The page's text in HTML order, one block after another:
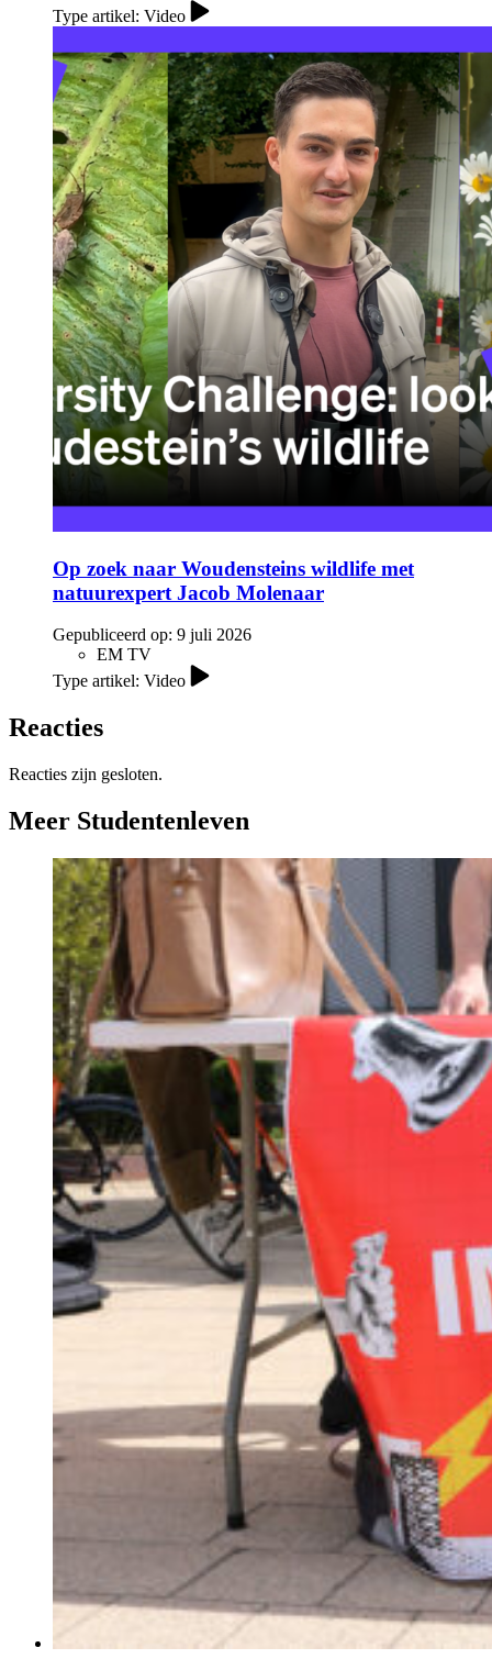
Type artikel: Video
Op zoek naar Woudensteins wildlife met
natuurexpert Jacob Molenaar
Gepubliceerd op: 9 juli 2026
EM TV
Type artikel: Video
Reacties
Reacties zijn gesloten.
Meer Studentenleven